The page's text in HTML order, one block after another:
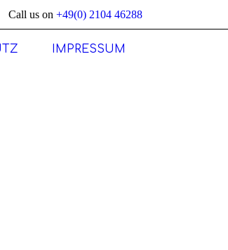
Call us on +49(0) 2104 46288
IMPRESSUM